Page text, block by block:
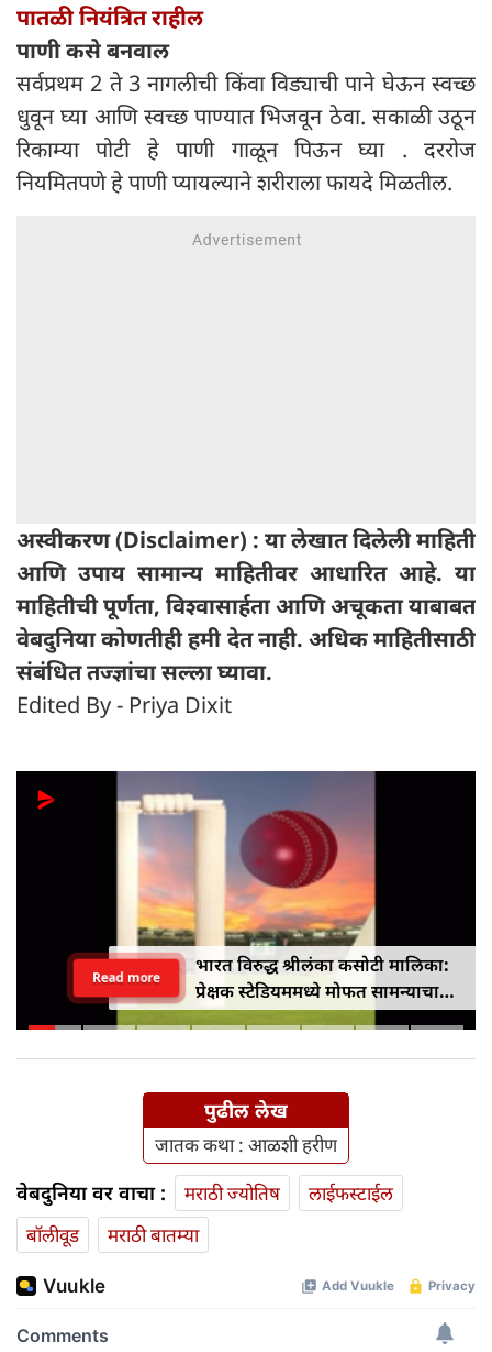
पातळी नियंत्रित राहील
पाणी कसे बनवाल
सर्वप्रथम 2 ते 3 नागलीची किंवा विड्याची पाने घेऊन स्वच्छ
धुवून घ्या आणि स्वच्छ पाण्यात भिजवून ठेवा. सकाळी उठून
रिकाम्या पोटी हे पाणी गाळून पिऊन घ्या . दररोज
नियमितपणे हे पाणी प्यायल्याने शरीराला फायदे मिळतील.
अस्वीकरण (Disclaimer) : या लेखात दिलेली माहिती
आणि उपाय सामान्य माहितीवर आधारित आहे. या
माहितीची पूर्णता, विश्वासार्हता आणि अचूकता याबाबत
वेबदुनिया कोणतीही हमी देत ​​नाही. अधिक माहितीसाठी
संबंधित तज्ज्ञांचा सल्ला घ्यावा.
Edited By - Priya Dixit
भारत विरुद्ध श्रीलंका कसोटी मालिका:
प्रेक्षक स्टेडियममध्ये मोफत सामन्याचा
आनंद घेऊ शकतात
Read more
पुढील लेख
जातक कथा : आळशी हरीण
वेबदुनिया वर वाचा : मराठी ज्योतिष
लाईफस्टाईल
बॉलीवूड
मराठी बातम्या